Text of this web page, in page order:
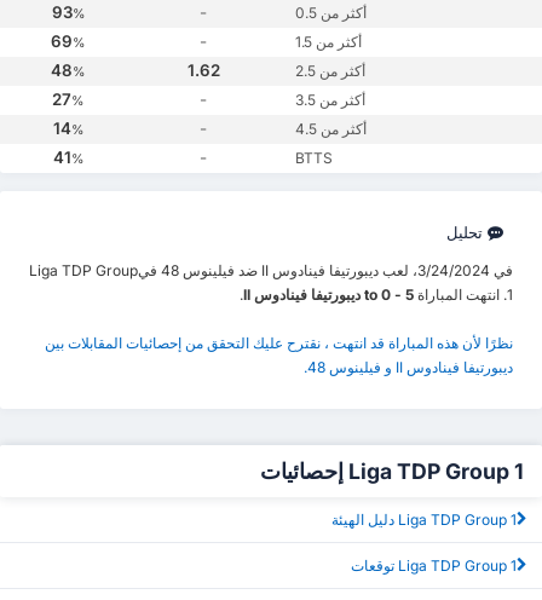
أكثر من 0.5 -
93%
أكثر من 1.5 -
69%
أكثر من 2.5 1.62
48%
أكثر من 3.5 -
27%
أكثر من 4.5 -
14%
BTTS
-
41%
تحليل
في 3/24/2024، لعب ديبورتيفا فينادوس II ضد فيلينوس 48 فيLiga TDP Group
1. انتهت المباراة
5 - 0 to ديبورتيفا فينادوس II .
نظرًا لأن هذه المباراة قد انتهت ، نقترح عليك التحقق من إحصائيات المقابلات بين
ديبورتيفا فينادوس II و فيلينوس 48.
Liga TDP Group 1 إحصائيات
Liga TDP Group 1 دليل الهيئة
Liga TDP Group 1 توقعات